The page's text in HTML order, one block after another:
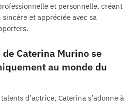
et personnelle, créant
et appréciée avec sa
de Caterina Murino se
au monde du
d’actrice, Caterina s’adonne à